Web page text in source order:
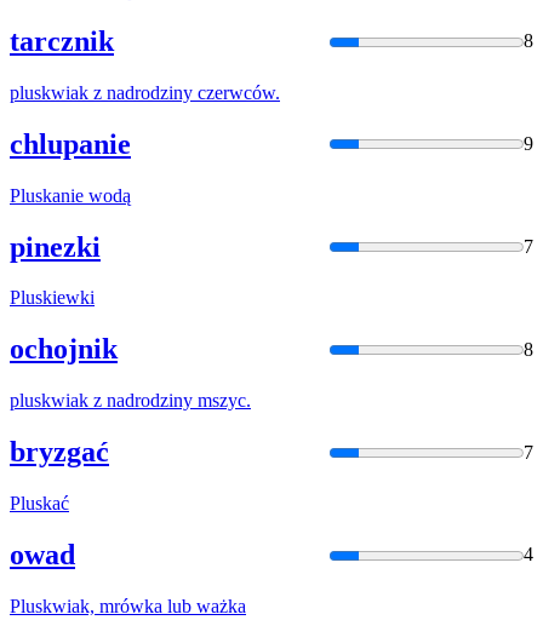
tarcznik 8
pluskwiak z nadrodziny czerwców.
chlupanie 9
Pluskanie wodą
pinezki 7
Pluskiewki
ochojnik 8
pluskwiak z nadrodziny mszyc.
bryzgać 7
Pluskać
owad 4
Pluskwiak, mrówka lub ważka